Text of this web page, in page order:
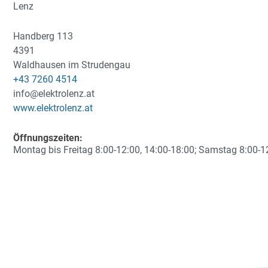
Lenz
Handberg 113
4391
Waldhausen im Strudengau
+43 7260 4514
info@elektrolenz.at
www.elektrolenz.at
Öffnungszeiten:
Montag bis Freitag 8:00-12:00, 14:00-18:00; Samstag 8:00-